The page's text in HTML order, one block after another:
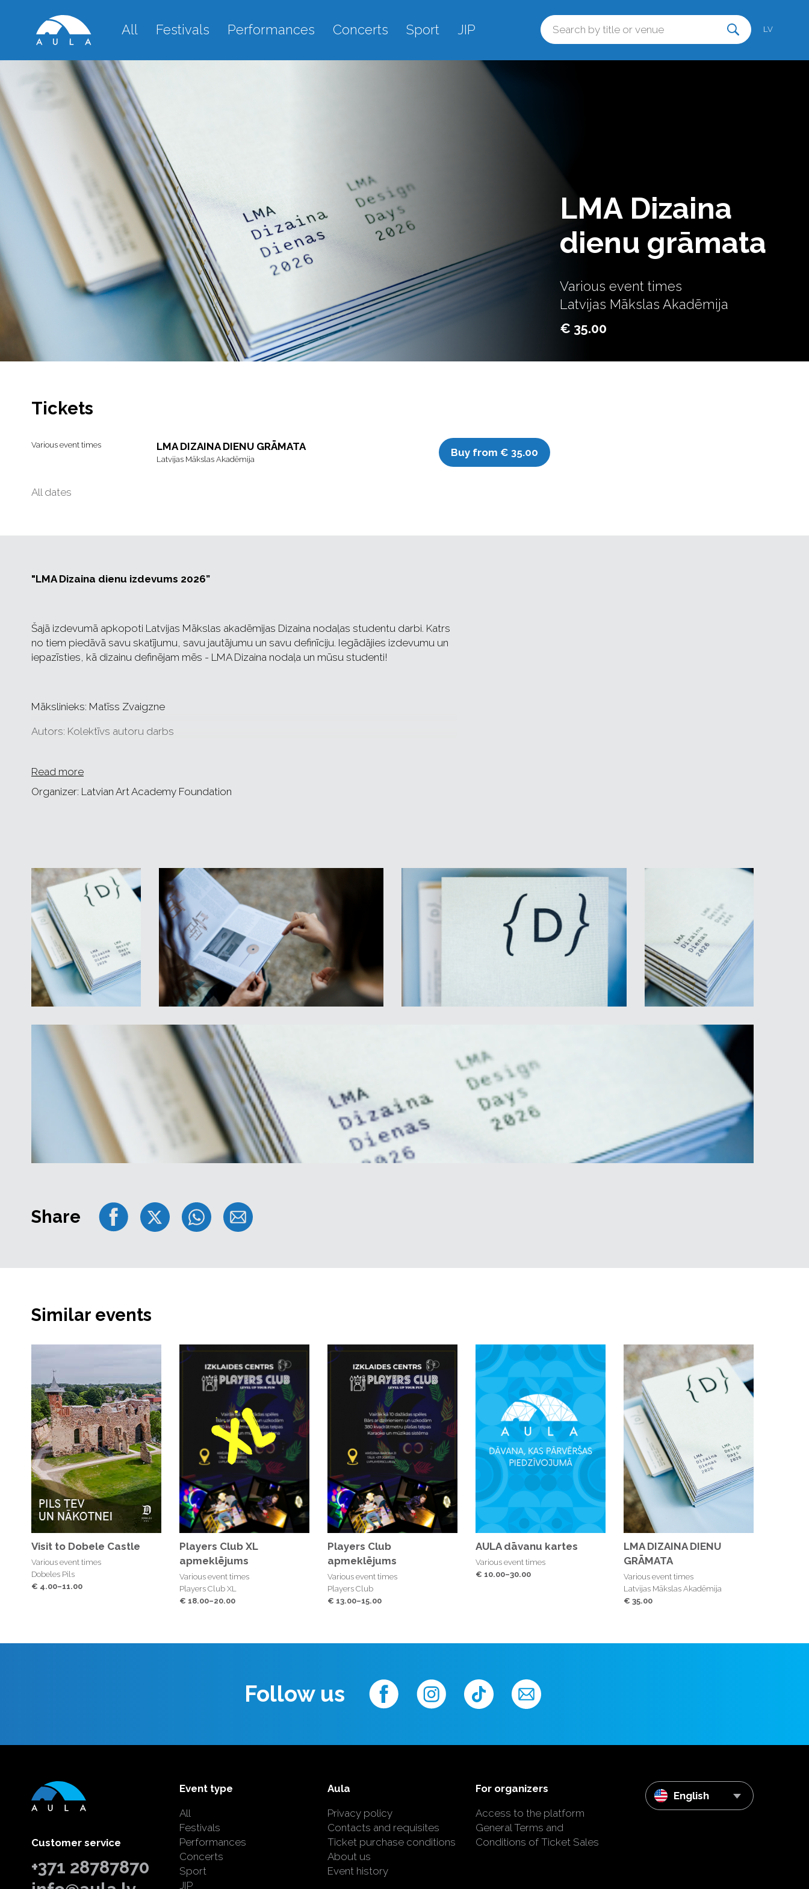
All Festivals Performances Concerts Sport JIP LV
LMA Dizaina
dienu grāmata
Various event times
Latvijas Mākslas Akadēmija
€ 35.00
Tickets
Various event times LMA DIZAINA DIENU GRĀMATA
Latvijas Mākslas Akadēmija
Buy from € 35.00
All dates
"LMA Dizaina dienu izdevums 2026”
Šajā izdevumā apkopoti Latvijas Mākslas akadēmijas Dizaina nodaļas studentu darbi. Katrs
no tiem piedāvā savu skatījumu, savu jautājumu un savu definīciju. Iegādājies izdevumu un
iepazīsties, kā dizainu definējam mēs - LMA Dizaina nodaļa un mūsu studenti!
Mākslinieks: Matīss Zvaigzne
Autors: Kolektīvs autoru darbs
*izdevuma saņemšana - klātienē LMA, Kalpaka bulvārī 13, foajē pie dežuranta.
Read more
Organizer: Latvian Art Academy Foundation
Share
Similar events
Visit to Dobele Castle
Various event times
Dobeles Pils
€ 4.00–11.00
Players Club XL
apmeklējums
Various event times
Players Club XL
€ 18.00–20.00
Players Club
apmeklējums
Various event times
Players Club
€ 13.00–15.00
AULA dāvanu kartes
Various event times
€ 10.00–30.00
LMA DIZAINA DIENU
GRĀMATA
Various event times
Latvijas Mākslas Akadēmija
€ 35.00
Follow us
Customer service
+371 28787870
Event type
All
Festivals
Performances
Concerts
Sport
JIP
Aula
Privacy policy
Contacts and requisites
Ticket purchase conditions
About us
Event history
For organizers
Access to the platform
General Terms and
Conditions of Ticket Sales
English